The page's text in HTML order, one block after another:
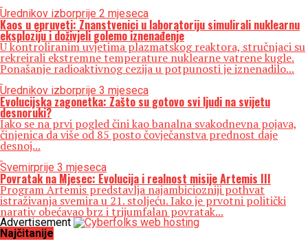
Urednikov izborprije 2 mjeseca
Kaos u epruveti: Znanstvenici u laboratoriju simulirali nuklearnu
eksploziju i doživjeli golemo iznenađenje
U kontroliranim uvjetima plazmatskog reaktora, stručnjaci su
rekreirali ekstremne temperature nuklearne vatrene kugle.
Ponašanje radioaktivnog cezija u potpunosti je iznenadilo...
Urednikov izborprije 3 mjeseca
Evolucijska zagonetka: Zašto su gotovo svi ljudi na svijetu
desnoruki?
Iako se na prvi pogled čini kao banalna svakodnevna pojava,
činjenica da više od 85 posto čovječanstva prednost daje
desnoj...
Svemirprije 3 mjeseca
Povratak na Mjesec: Evolucija i realnost misije Artemis III
Program Artemis predstavlja najambiciozniji pothvat
istraživanja svemira u 21. stoljeću. Iako je prvotni politički
narativ obećavao brz i trijumfalan povratak...
Advertisement
Najčitanije